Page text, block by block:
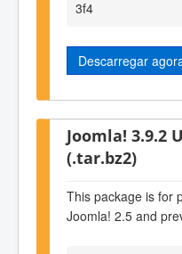
3f4
Descarregar
Joomla! 3.9.2
(.tar.bz2)
This package is for
Joomla! 2.5 and